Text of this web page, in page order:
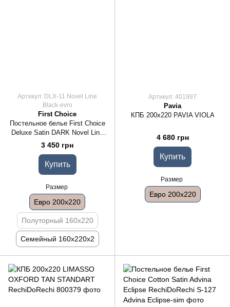
Артикул: DLX-11 Novel Line
Black-evro
First Choice
Постельное белье First Choice
Deluxe Satin DARK Novel Line
Black, Евро 200x220
3 450 грн
Купить
Размер
Евро 200x220
Полуторный 160x220
Семейный 160x220x2
Артикул: 401997
Pavia
КПБ 200x220 PAVIA VIOLA
4 680 грн
Купить
Размер
Евро 200x220